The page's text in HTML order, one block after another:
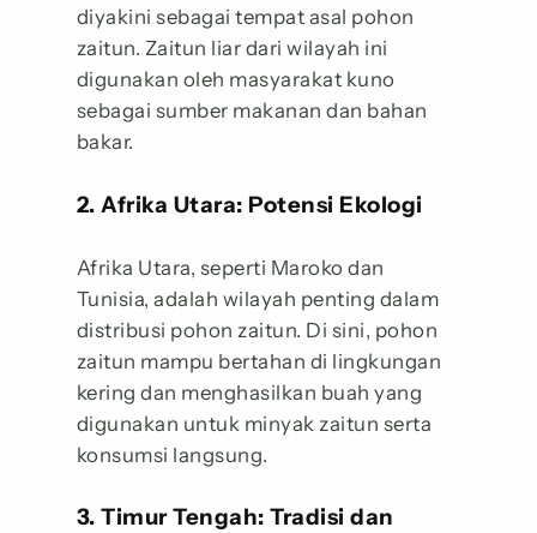
diyakini sebagai tempat asal pohon
zaitun. Zaitun liar dari wilayah ini
digunakan oleh masyarakat kuno
sebagai sumber makanan dan bahan
bakar.
2. Afrika Utara: Potensi Ekologi
Afrika Utara, seperti Maroko dan
Tunisia, adalah wilayah penting dalam
distribusi pohon zaitun. Di sini, pohon
zaitun mampu bertahan di lingkungan
kering dan menghasilkan buah yang
digunakan untuk minyak zaitun serta
konsumsi langsung.
3. Timur Tengah: Tradisi dan